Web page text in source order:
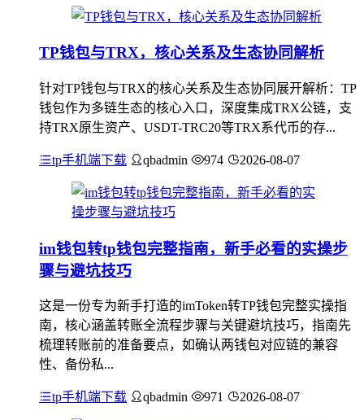
TP钱包与TRX，核心关系及生态协同解析
针对TP钱包与TRX的核心关系及生态协同展开解析：TP
钱包作为多链生态的核心入口，深度集成TRX公链，支
持TRX原生资产、USDT-TRC20等TRX系代币的存...
tp手机端下载 qbadmin 974 2026-08-07
im钱包转tp钱包完整指南，新手必看的实操步
骤与避坑技巧
这是一份专为新手打造的imToken转TP钱包完整实操指
南，核心涵盖转账全流程步骤与关键避坑技巧，指南先
梳理转账前的准备要点，如确认两钱包对应链的兼容
性、备份私...
tp手机端下载 qbadmin 971 2026-08-07